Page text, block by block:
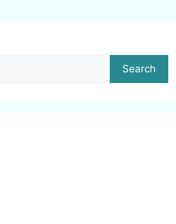
Search